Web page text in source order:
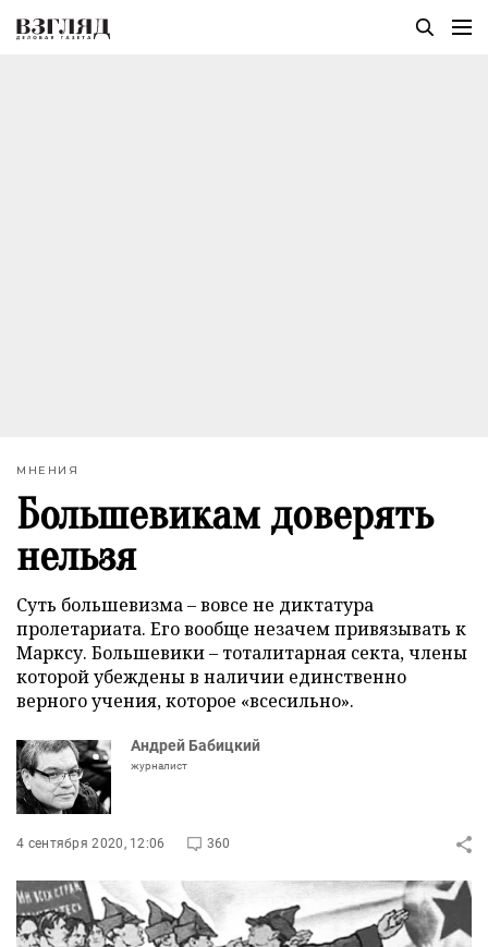
МНЕНИЯ
Большевикам доверять
нельзя
Суть большевизма – вовсе не диктатура
пролетариата. Его вообще незачем привязывать к
Марксу. Большевики – тоталитарная секта, члены
которой убеждены в наличии единственно
верного учения, которое «всесильно».
Андрей Бабицкий
журналист
4 сентября 2020, 12:06 360